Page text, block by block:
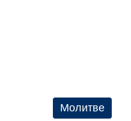
Молитве